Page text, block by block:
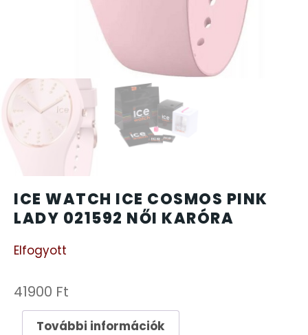
ICE WATCH ICE COSMOS PINK
LADY 021592 NŐI KARÓRA
Elfogyott
41900 Ft
További információk
DIVAT KARÓRÁK (Curren, Oulm,Naviforce, D-
DOXA
ESPRIT
FALIÓRÁK
FÉMCSATOK
FESTINA
FIGURÁS ÉBRESZTŐÓRÁK